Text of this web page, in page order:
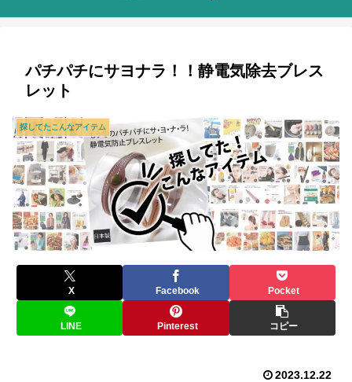
パチパチにサヨナラ！！静電気除去ブレス
レット
探してたこんなアイテム
X Facebook Pocket
LINE Pinterest コピー
2023.12.22